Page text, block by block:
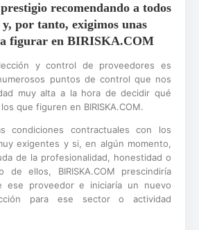
recomendando a todos
y, por tanto, exigimos unas
figurar en BIRISKA.COM
y control de proveedores es
puntos de control que nos
muy alta a la hora de decidir qué
que figuren en BIRISKA.COM.
condiciones contractuales con los
exigentes y si, en algún momento,
de la profesionalidad, honestidad o
de ellos, BIRISKA.COM prescindiría
ese proveedor e iniciaría un nuevo
para ese sector o actividad